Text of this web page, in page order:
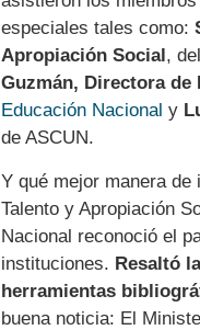
especiales tales como:
Apropiación Social , del
Guzmán, Directora de
Educación Nacional y
de ASCUN.
Y qué mejor manera
Talento y Apropiación
Nacional reconoció el
instituciones. Resaltó
herramientas
buena noticia: El